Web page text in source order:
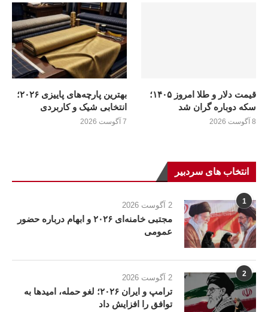
قیمت دلار و طلا امروز ۱۴۰۵؛
سکه دوباره گران شد
8 آگوست 2026
بهترین پارچه‌های پاییزی ۲۰۲۶؛
انتخابی شیک و کاربردی
7 آگوست 2026
انتخاب های سردبیر
1 2 آگوست 2026
مجتبی خامنه‌ای ۲۰۲۶ و ابهام درباره حضور
عمومی
2 2 آگوست 2026
ترامپ و ایران ۲۰۲۶؛ لغو حمله، امیدها به
توافق را افزایش داد